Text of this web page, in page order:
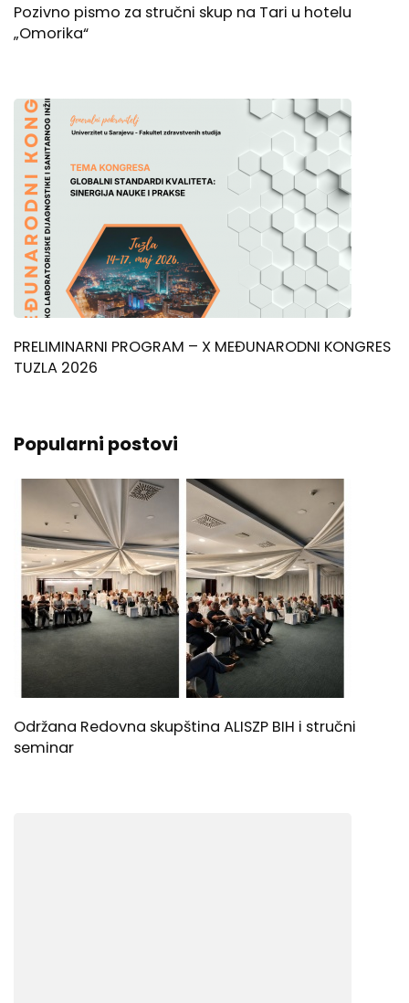
Pozivno pismo za stručni skup na Tari u hotelu
„Omorika“
PRELIMINARNI PROGRAM – X MEĐUNARODNI KONGRES
TUZLA 2026
Popularni postovi
Održana Redovna skupština ALISZP BIH i stručni
seminar